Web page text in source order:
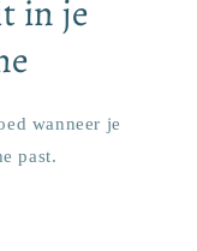
in je
wanneer je
past.